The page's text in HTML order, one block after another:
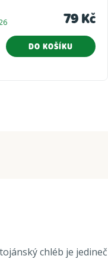
79 Kč
DO KOŠÍKU
chléb je